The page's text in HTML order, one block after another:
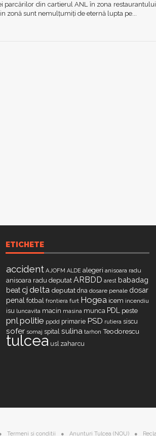
parcărilor din cartierul ANL în zona restaurantului
zonă sunt nemulţumiţi de eternă lupta pe...
ETICHETE
accident AJOFM ALDE alegeri anisoara radu
anisoara radu deputat ARBDD arest babadag
beatcj delta deputat dna dosare penale dosar
penal fotbal frontiera furt Hogea icem incendiu
isu luncavita macin masina munca PDL peste
pnlpolitie ppdd primarie PSD rutiera siscu
sofer somaj spital sulina tarhon Teodorescu
tulcea usl zaharcu
Termeni si conditii Anunturi Tulcea (NOU)